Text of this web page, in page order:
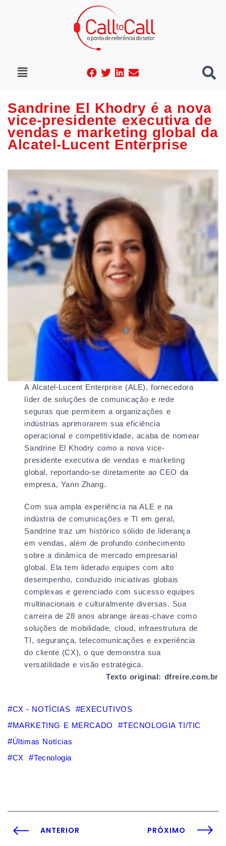
Sandrine El Khodry é a nova
vice-presidente executiva de
vendas e marketing global da
Alcatel-Lucent Enterprise
A Alcatel-Lucent Enterprise (ALE), fornecedora
líder de soluções de comunicação e rede
seguras que permitem a organizações e
indústrias aprimorarem sua eficiência
operacional e competitividade, acaba de nomear
Sandrine El Khodry como a nova vice-
presidente executiva de vendas e marketing
global, reportando-se diretamente ao CEO da
empresa, Yann Zhang.
Com sua ampla experiência na ALE e na
indústria de comunicações e TI em geral,
Sandrine traz um histórico sólido de liderança
em vendas, além de profundo conhecimento
sobre a dinâmica de mercado empresarial
global. Ela tem liderado equipes com alto
desempenho, conduzido iniciativas globais
complexas e gerenciado com sucesso equipes
multinacionais e culturalmente diversas. Sua
carreira de 28 anos abrange áreas-chave como
soluções de mobilidade, cloud, infraestrutura de
TI, segurança, telecomunicações e experiência
do cliente (CX), o que demonstra sua
versatilidade e visão estratégica.
Texto original: dfreire.com.br
CX - NOTÍCIAS
EXECUTIVOS
MARKETING E MERCADO
TECNOLOGIA TI/TIC
Últimas Notícias
CX
Tecnologia
ANTERIOR PRÓXIMO